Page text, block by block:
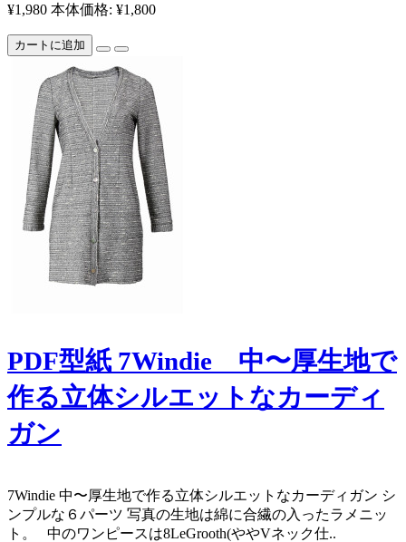
¥1,980 本体価格: ¥1,800
カートに追加
PDF型紙 7Windie 中〜厚生地で
作る立体シルエットなカーディ
ガン
7Windie 中〜厚生地で作る立体シルエットなカーディガン シ
ンプルな６パーツ 写真の生地は綿に合繊の入ったラメニッ
ト。 中のワンピースは8LeGrooth(ややVネック仕..